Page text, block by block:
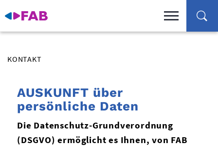
KONTAKT
AUSKUNFT über
persönliche Daten
Die Datenschutz-Grundverordnung
(DSGVO) ermöglicht es Ihnen, von FAB